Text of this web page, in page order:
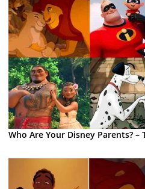
Who Are Your Disney Parents? –